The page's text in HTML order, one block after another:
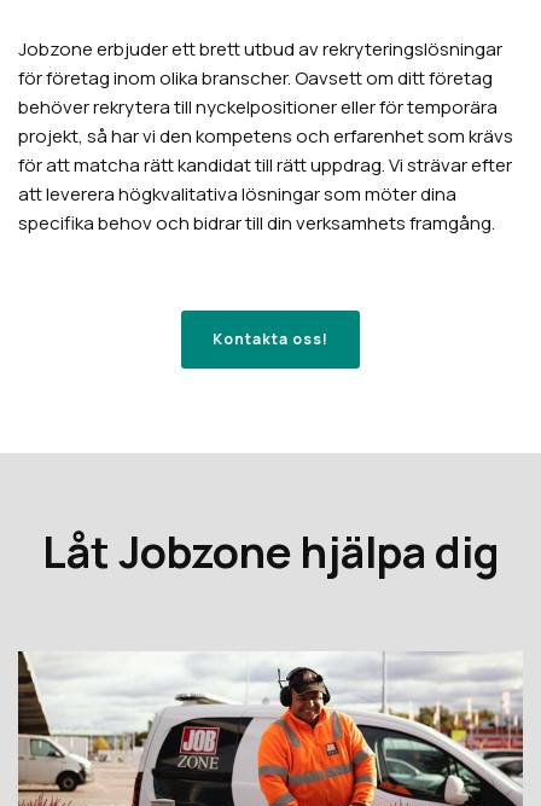
Jobzone erbjuder ett brett utbud av rekryteringslösningar
för företag inom olika branscher. Oavsett om ditt företag
behöver rekrytera till nyckelpositioner eller för temporära
projekt, så har vi den kompetens och erfarenhet som krävs
för att matcha rätt kandidat till rätt uppdrag. Vi strävar efter
att leverera högkvalitativa lösningar som möter dina
specifika behov och bidrar till din verksamhets framgång.
Kontakta oss!
Låt Jobzone hjälpa dig